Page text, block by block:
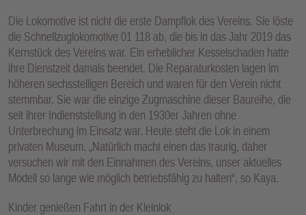
Die Lokomotive ist nicht die erste Dampflok des Vereins. Sie löste
die Schnellzuglokomotive 01 118 ab, die bis in das Jahr 2019 das
Kernstück des Vereins war. Ein erheblicher Kesselschaden hatte
ihre Dienstzeit damals beendet. Die Reparaturkosten lagen im
höheren sechsstelligen Bereich und waren für den Verein nicht
stemmbar. Sie war die einzige Zugmaschine dieser Baureihe, die
seit ihrer Indienststellung in den 1930er Jahren ohne
Unterbrechung im Einsatz war. Heute steht die Lok in einem
privaten Museum. „Natürlich macht einen das traurig, daher
versuchen wir mit den Einnahmen des Vereins, unser aktuelles
Modell so lange wie möglich betriebsfähig zu halten“, so Kaya.
Kinder genießen Fahrt in der Kleinlok